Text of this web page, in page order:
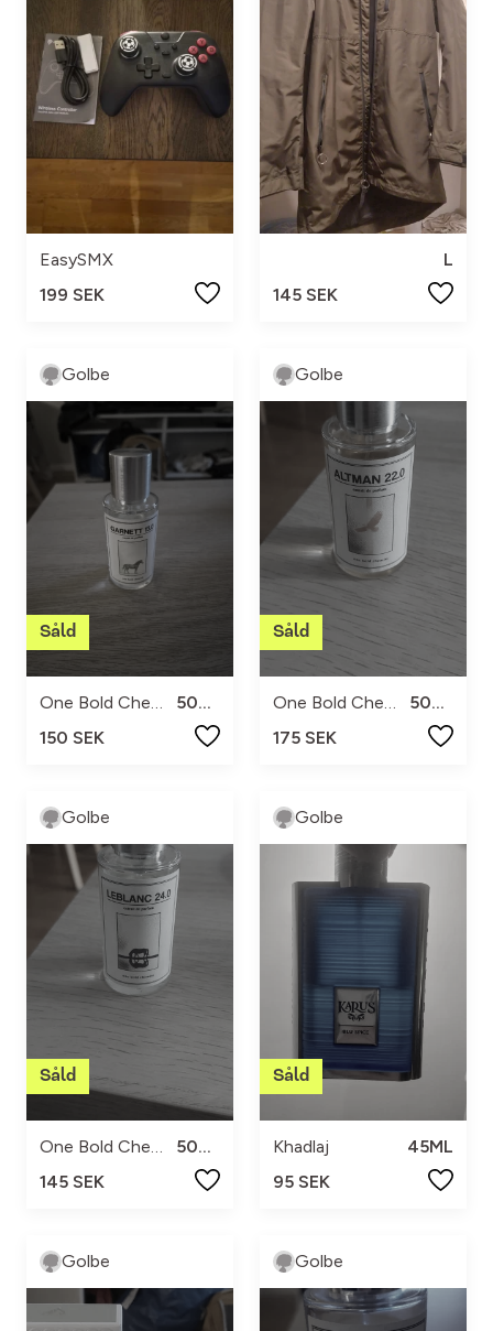
EasySMX
199 SEK
L
145 SEK
Golbe
One Bold Chemist
50ML
150 SEK
Golbe
One Bold Chemist
50ML
175 SEK
Golbe
One Bold Chemist
50ML
145 SEK
Golbe
Khadlaj
45ML
95 SEK
Golbe Golbe